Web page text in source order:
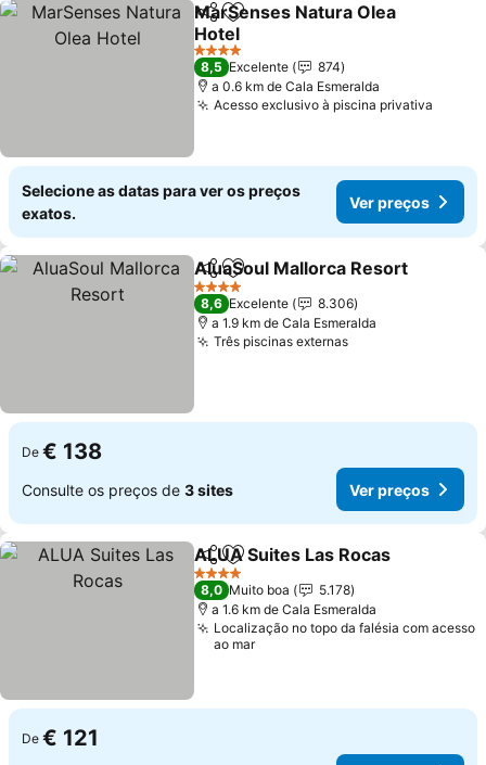
PartilharAdicionar aos favoritos
MarSenses Natura Olea
Hotel
4 Estrelas
8,5 Excelente
874
a 0.6 km de Cala Esmeralda
Acesso exclusivo à piscina privativa
Selecione as datas para ver os preços
exatos.
Ver preços
PartilharAdicionar aos favoritos
AluaSoul Mallorca Resort
4 Estrelas
8,6 Excelente
8.306
a 1.9 km de Cala Esmeralda
Três piscinas externas
De € 138
Consulte os preços de 3 sites Ver preços
PartilharAdicionar aos favoritos
ALUA Suites Las Rocas
4 Estrelas
8,0 Muito boa
5.178
a 1.6 km de Cala Esmeralda
Localização no topo da falésia com acesso
ao mar
De € 121